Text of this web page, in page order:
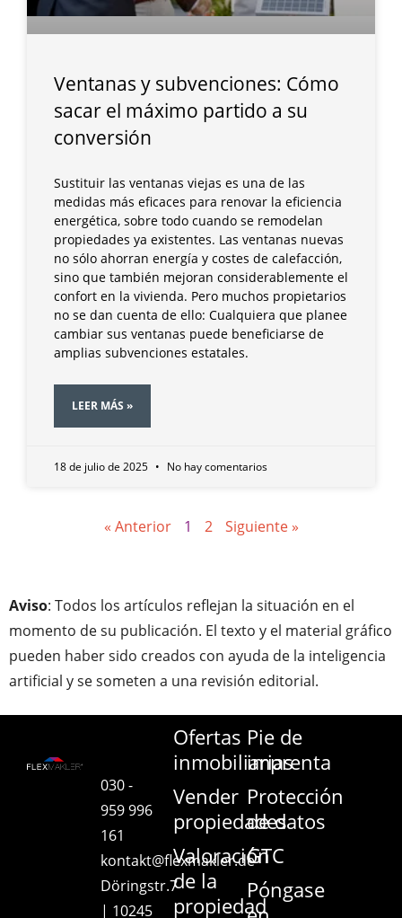
Ventanas y subvenciones: Cómo
sacar el máximo partido a su
conversión
Sustituir las ventanas viejas es una de las
medidas más eficaces para renovar la eficiencia
energética, sobre todo cuando se remodelan
propiedades ya existentes. Las ventanas nuevas
no sólo ahorran energía y costes de calefacción,
sino que también mejoran considerablemente el
confort en la vivienda. Pero muchos propietarios
no se dan cuenta de ello: Cualquiera que planee
cambiar sus ventanas puede beneficiarse de
amplias subvenciones estatales.
LEER MÁS »
18 de julio de 2025 No hay comentarios
« Anterior 1 2 Siguiente »
Aviso: Todos los artículos reflejan la situación en el
momento de su publicación. El texto y el material gráfico
pueden haber sido creados con ayuda de la inteligencia
artificial y se someten a una revisión editorial.
030 -
959 996
161
kontakt@flexmakler.de
Döringstr.7
| 10245
Ofertas
inmobiliarias
Vender
propiedades
Valoración
de la
propiedad
Pie de
imprenta
Protección
de datos
GTC
Póngase